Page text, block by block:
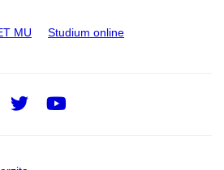
MU Studium online
Twitter